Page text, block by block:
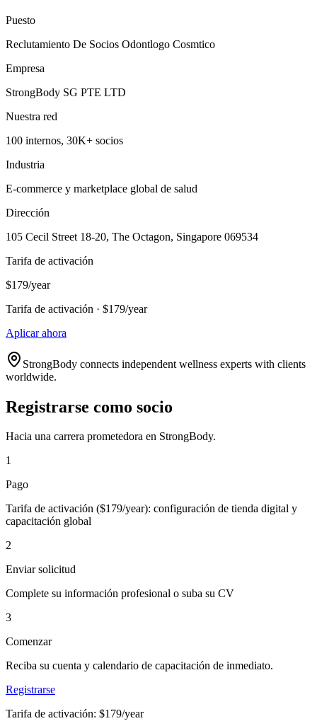
Puesto
Reclutamiento De Socios Odontlogo Cosmtico
Empresa
StrongBody SG PTE LTD
Nuestra red
100 internos, 30K+ socios
Industria
E-commerce y marketplace global de salud
Dirección
105 Cecil Street 18-20, The Octagon, Singapore 069534
Tarifa de activación
$179/year
Tarifa de activación · $179/year
Aplicar ahora
StrongBody connects independent wellness experts with clients
worldwide.
Registrarse como socio
Hacia una carrera prometedora en StrongBody.
1
Pago
Tarifa de activación ($179/year): configuración de tienda digital y
capacitación global
2
Enviar solicitud
Complete su información profesional o suba su CV
3
Comenzar
Reciba su cuenta y calendario de capacitación de inmediato.
Registrarse
Tarifa de activación: $179/year